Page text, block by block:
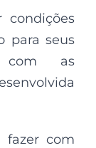
condições
para seus
com as
fazer com